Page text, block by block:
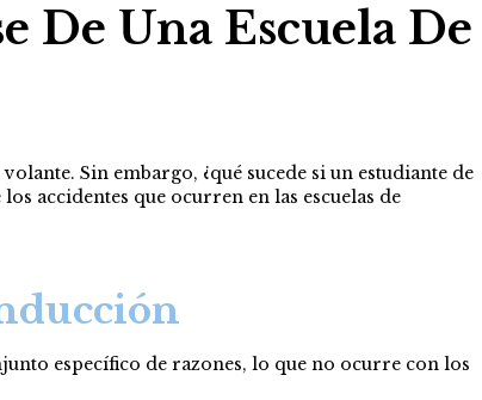
De Una Escuela De
Sin embargo, ¿qué sucede si un estudiante de
accidentes que ocurren en las escuelas de
específico de razones, lo que no ocurre con los